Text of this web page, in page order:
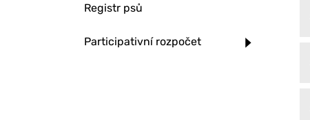
Registr psů
Participativní rozpočet